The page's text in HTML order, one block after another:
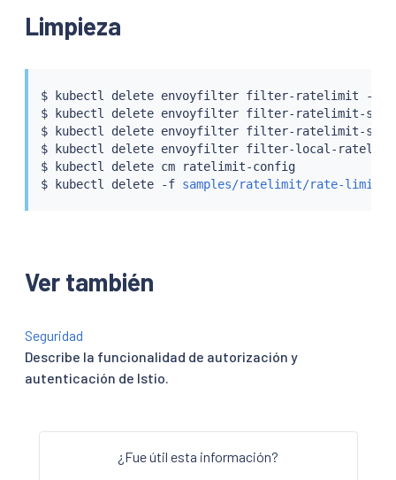
Limpieza
$ kubectl
delete envoyfilter filter-ratelimit -
$
kubectl
delete envoyfilter filter-ratelimit-svc -
$
kubectl
delete envoyfilter filter-ratelimit-svc-
$
kubectl
delete envoyfilter filter-local-
$
kubectl
delete cm ratelimit-config
$
kubectl delete -f samples/ratelimit/rate-limit-
Ver también
Seguridad
Describe la funcionalidad de autorización y
autenticación de Istio.
¿Fue útil esta información?